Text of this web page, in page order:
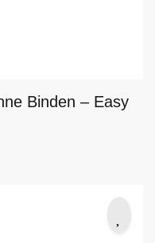
Binden – Easy